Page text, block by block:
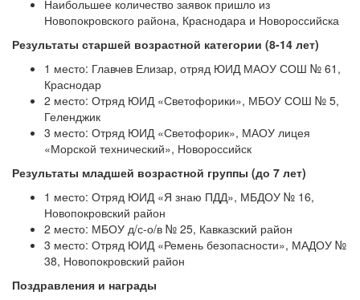
Наибольшее количество заявок пришло из
Новопокровского района, Краснодара и Новороссийска
Результаты старшей возрастной категории (8-14 лет)
1 место: Главчев Елизар, отряд ЮИД МАОУ СОШ № 61,
Краснодар
2 место: Отряд ЮИД «Светофорики», МБОУ СОШ № 5,
Геленджик
3 место: Отряд ЮИД «Светофорик», МАОУ лицея
«Морской технический», Новороссийск
Результаты младшей возрастной группы (до 7 лет)
1 место: Отряд ЮИД «Я знаю ПДД», МБДОУ № 16,
Новопокровский район
2 место: МБОУ д/с-о/в № 25, Кавказский район
3 место: Отряд ЮИД «Ремень безопасности», МАДОУ №
38, Новопокровский район
Поздравления и награды